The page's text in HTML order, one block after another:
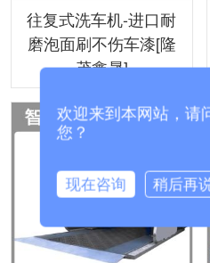
往复式洗车机-进口耐
磨泡面刷不伤车漆[隆
茂鑫晟]
欢迎来到本网站，请
您？
现在咨询 稍后再